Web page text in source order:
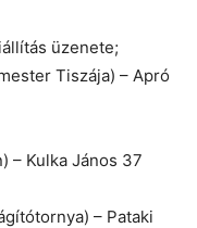
üzenete;
Tiszája) – Apró
– Kulka János 37
– Pataki